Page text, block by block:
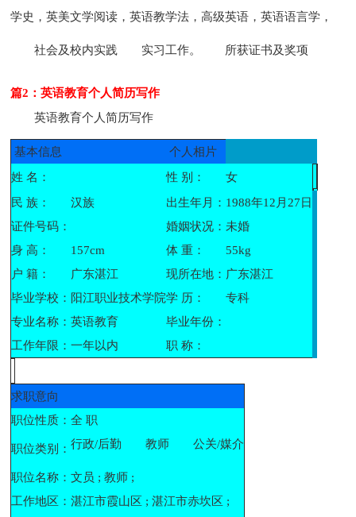
学史，英美文学阅读，英语教学法，高级英语，英语语言学，
社会及校内实践 实习工作。 所获证书及奖项
篇2：英语教育个人简历写作
英语教育个人简历写作
基本信息
个人相片
姓 名：
性 别：
女
民 族：
汉族 出生年月： 1988年12月27日
证件号码：
婚姻状况：未婚
身 高：
157cm 体 重：
55kg
户 籍：
广东湛江 现所在地： 广东湛江
毕业学校： 阳江职业技术学院学 历：
专科
专业名称：英语教育
毕业年份：
工作年限：一年以内 职 称：
求职意向
职位性质：全 职
职位类别：行政/后勤 教师 公关/媒介
职位名称：文员 ; 教师 ;
工作地区：湛江市霞山区 ; 湛江市赤坎区 ;